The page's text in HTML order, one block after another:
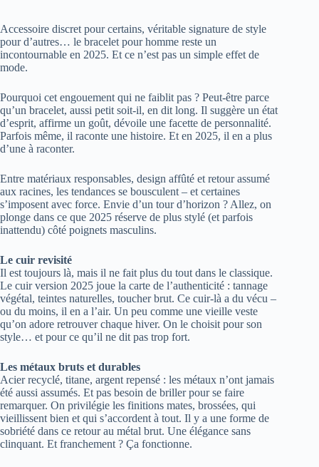
Accessoire discret pour certains, véritable signature de style
pour d’autres… le bracelet pour homme reste un
incontournable en 2025. Et ce n’est pas un simple effet de
mode.
Pourquoi cet engouement qui ne faiblit pas ? Peut-être parce
qu’un bracelet, aussi petit soit-il, en dit long. Il suggère un état
d’esprit, affirme un goût, dévoile une facette de personnalité.
Parfois même, il raconte une histoire. Et en 2025, il en a plus
d’une à raconter.
Entre matériaux responsables, design affûté et retour assumé
aux racines, les tendances se bousculent – et certaines
s’imposent avec force. Envie d’un tour d’horizon ? Allez, on
plonge dans ce que 2025 réserve de plus stylé (et parfois
inattendu) côté poignets masculins.
Le cuir revisité
Il est toujours là, mais il ne fait plus du tout dans le classique.
Le cuir version 2025 joue la carte de l’authenticité : tannage
végétal, teintes naturelles, toucher brut. Ce cuir-là a du vécu –
ou du moins, il en a l’air. Un peu comme une vieille veste
qu’on adore retrouver chaque hiver. On le choisit pour son
style… et pour ce qu’il ne dit pas trop fort.
Les métaux bruts et durables
Acier recyclé, titane, argent repensé : les métaux n’ont jamais
été aussi assumés. Et pas besoin de briller pour se faire
remarquer. On privilégie les finitions mates, brossées, qui
vieillissent bien et qui s’accordent à tout. Il y a une forme de
sobriété dans ce retour au métal brut. Une élégance sans
clinquant. Et franchement ? Ça fonctionne.